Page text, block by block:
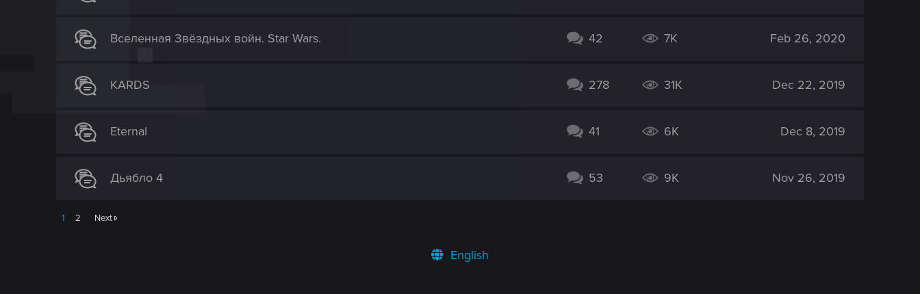
Вселенная Звёздных войн. Star Wars. 42 7K Feb 26, 2020
KARDS 278 31K Dec 22, 2019
Eternal 41 6K Dec 8, 2019
Дьябло 4 53 9K Nov 26, 2019
1 2 Next
English